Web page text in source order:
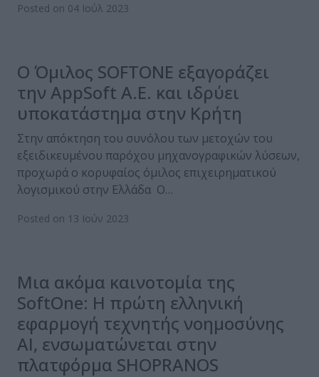
Posted on 04 Ιούλ 2023
O Όμιλος SOFTONE εξαγοράζει
την AppSoft A.E. και ιδρύει
υποκατάστημα στην Κρήτη
Στην απόκτηση του συνόλου των μετοχών του
εξειδικευμένου παρόχου μηχανογραφικών λύσεων,
προχωρά ο κορυφαίος όμιλος επιχειρηματικού
λογισμικού στην Ελλάδα Ο…
Posted on 13 Ιούν 2023
Μια ακόμα καινοτομία της
SoftOne: Η πρώτη ελληνική
εφαρμογή τεχνητής νοημοσύνης
ΑΙ, ενσωματώνεται στην
πλατφόρμα SHOPRANOS